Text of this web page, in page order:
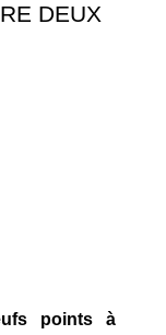
DEUX
points à